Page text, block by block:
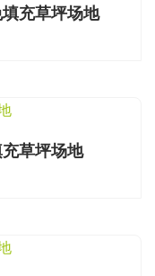
充草坪场地
草坪场地